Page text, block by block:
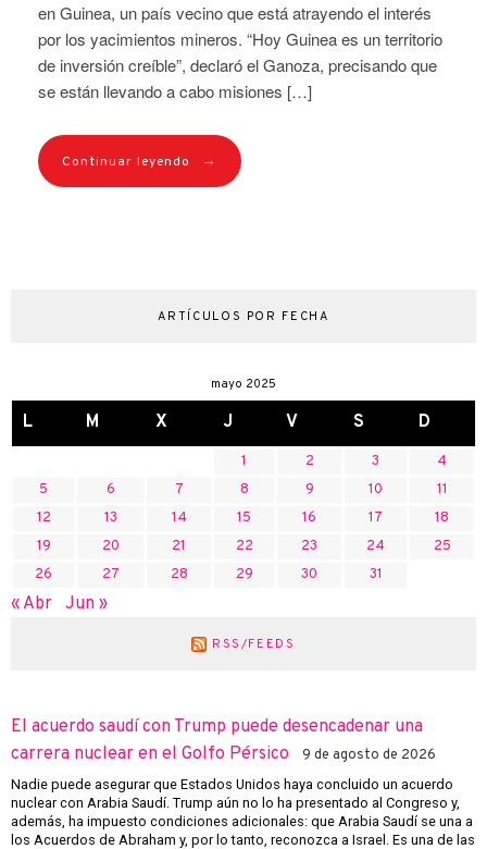
en Guinea, un país vecino que está atrayendo el interés
por los yacimientos mineros. “Hoy Guinea es un territorio
de inversión creíble”, declaró el Ganoza, precisando que
se están llevando a cabo misiones […]
Continuar leyendo →
ARTÍCULOS POR FECHA
mayo 2025
L M X J V S D
1 2 3
4
5
6 7 8 9 10
11
12
13 14 15 16 17
18
19
20 21 22 23 24
25
26
27 28 29 30 31
« Abr Jun »
RSS/FEEDS
El acuerdo saudí con Trump puede desencadenar una
carrera nuclear en el Golfo Pérsico
9 de agosto de 2026
Nadie puede asegurar que Estados Unidos haya concluido un acuerdo
nuclear con Arabia Saudí. Trump aún no lo ha presentado al Congreso y,
además, ha impuesto condiciones adicionales: que Arabia Saudí se una a
los Acuerdos de Abraham y, por lo tanto, reconozca a Israel. Es una de las